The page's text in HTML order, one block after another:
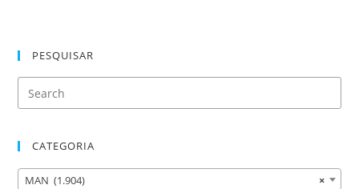
PESQUISAR
CATEGORIA
×
MAN (1.904)